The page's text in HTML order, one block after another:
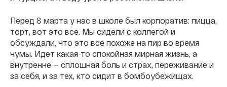
Перед 8 марта у нас в школе был корпоратив: пицца,
торт, вот это все. Мы сидели с коллегой и
обсуждали, что это все похоже на пир во время
чумы. Идет какая-то спокойная мирная жизнь, а
внутренне — сплошная боль и страх, переживание и
за себя, и за тех, кто сидит в бомбоубежищах.